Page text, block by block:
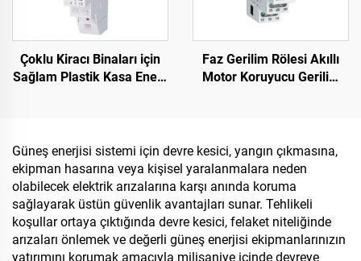
Çoklu Kiracı Binaları için
Sağlam Plastik Kasa Enerji
Faz Gerilim Rölesi Akıllı
Motor Koruyucu Gerilim
Güneş enerjisi sistemi için devre kesici, yangın çıkmasına,
ekipman hasarına veya kişisel yaralanmalara neden
olabilecek elektrik arızalarına karşı anında koruma
sağlayarak üstün güvenlik avantajları sunar. Tehlikeli
koşullar ortaya çıktığında devre kesici, felaket niteliğinde
arızaları önlemek ve değerli güneş enerjisi ekipmanlarınızın
yatırımını korumak amacıyla milisaniye içinde devreye